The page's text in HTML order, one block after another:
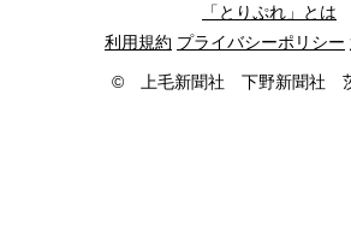
「とりぷれ」とは
利用規約 プライバシーポリシー
© 上毛新聞社 下野新聞社